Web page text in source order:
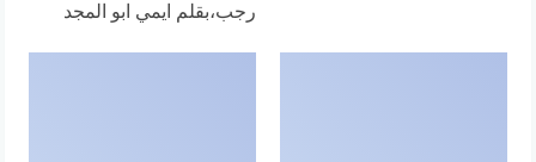
رجب،بقلم ايمي ابو المجد